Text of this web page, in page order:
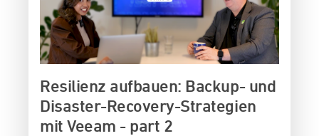
Resilienz aufbauen: Backup- und
Disaster-Recovery-Strategien
mit Veeam - part 2